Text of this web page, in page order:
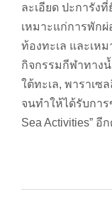
ละเอียด ปะการัง
เหมาะแก่การพัก
ท้องทะเล และเห
กิจกรรมกีฬาทาง
ใต้ทะเล, พาราเซ
จนทำให้ได้รับกา
Sea Activities” อี